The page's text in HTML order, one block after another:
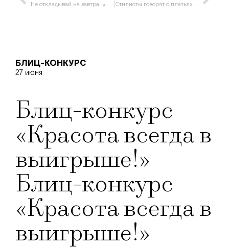
Не откладывай на завтра: ужас дедлайна Стилисты говорят о платьях Бейонс
БЛИЦ-КОНКУРС
27 июня
Блиц-конкурс
«Красота всегда в
выигрыше!»
Блиц-конкурс
«Красота всегда в
выигрыше!»